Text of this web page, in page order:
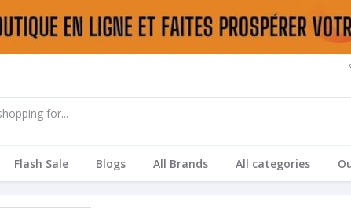
Flash Sale Blogs All Brands All categories